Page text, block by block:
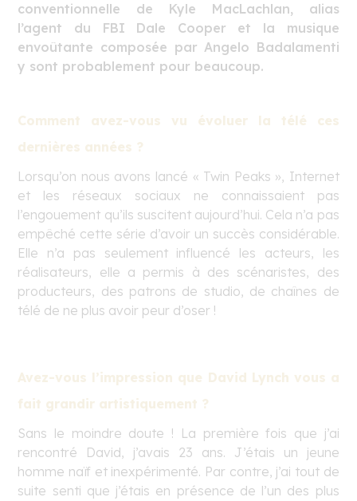
conventionnelle de Kyle MacLachlan, alias
l’agent du FBI Dale Cooper et la musique
envoûtante composée par Angelo Badalamenti
y sont probablement pour beaucoup.
Comment avez-vous vu évoluer la télé ces
dernières années ?
Lorsqu’on nous avons lancé « Twin Peaks », Internet
et les réseaux sociaux ne connaissaient pas
l’engouement qu’ils suscitent aujourd’hui. Cela n’a pas
empêché cette série d’avoir un succès considérable.
Elle n’a pas seulement influencé les acteurs, les
réalisateurs, elle a permis à des scénaristes, des
producteurs, des patrons de studio, de chaînes de
télé de ne plus avoir peur d’oser !
Avez-vous l’impression que David Lynch vous a
fait grandir artistiquement ?
Sans le moindre doute ! La première fois que j’ai
rencontré David, j’avais 23 ans. J’étais un jeune
homme naïf et inexpérimenté. Par contre, j’ai tout de
suite senti que j’étais en présence de l’un des plus